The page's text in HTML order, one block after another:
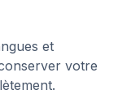
et
votre